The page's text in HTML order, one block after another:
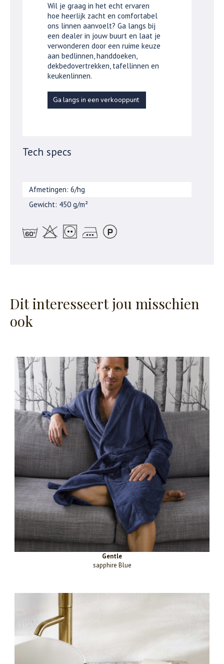
Wil je graag in het echt ervaren
hoe heerlijk zacht en comfortabel
ons linnen aanvoelt? Ga langs bij
een dealer in jouw buurt en laat je
verwonderen door een ruime keuze
aan bedlinnen, handdoeken,
dekbedovertrekken, tafellinnen en
keukenlinnen.
Ga langs in een verkooppunt
Tech specs
Afmetingen: 6/hg
Gewicht: 450 g/m²
Dit interesseert jou misschien
ook
Gentle
sapphire Blue